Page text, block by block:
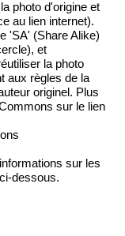
photo d'origine et
au lien internet).
'SA' (Share Alike)
et
la photo
aux règles de la
originel. Plus
sur le lien
sur les
dessous.